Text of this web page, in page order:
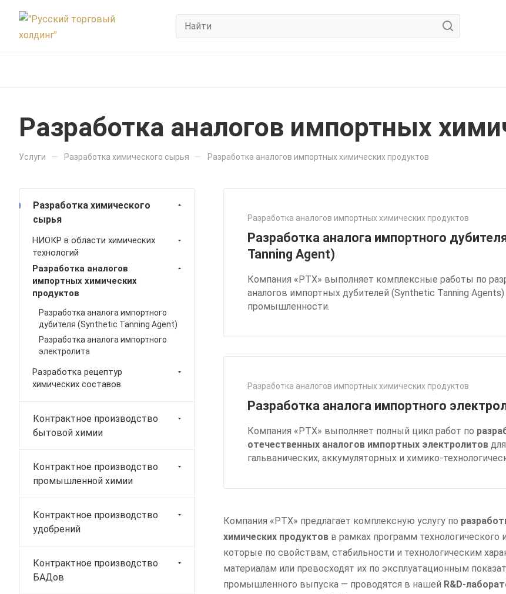
Разработка аналогов импортных
Услуги — Разработка химического сырья — Разработка аналогов импортных химических продуктов
Разработка аналогов импортных химических продуктов
Разработка аналога импортного
Tanning Agent)
Компания «РТХ» выполняет комплексные работы по
аналогов импортных дубителей (Synthetic Tanning
промышленности.
Разработка аналогов импортных химических продуктов
Разработка аналога импортного
Компания «РТХ» выполняет полный цикл работ по
отечественных аналогов импортных электролитов
гальванических, аккумуляторных и химико-
Компания «РТХ» предлагает комплексную услугу по
химических продуктов в рамках программ
которые по свойствам, стабильности и технологическим
материалам или превосходят их по эксплуатационным
промышленного выпуска — проводятся в нашей R&D-
Разработка химического
сырья
НИОКР в области химических
технологий
Разработка аналогов
импортных химических
продуктов
Разработка аналога импортного
дубителя (Synthetic Tanning Agent)
Разработка аналога импортного
электролита
Разработка рецептур
химических составов
Контрактное производство
бытовой химии
Контрактное производство
промышленной химии
Контрактное производство
удобрений
Контрактное производство
БАДов